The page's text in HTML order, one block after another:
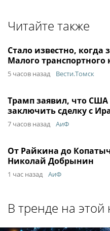
Читайте также
Стало известно, когда
Малого транспортного
5 часов назад Вести.Томск
Трамп заявил, что
заключить сделку с
7 часов назад АиФ
От Райкина до
Николай Добрынин
1 час назад АиФ
В тренде на этой